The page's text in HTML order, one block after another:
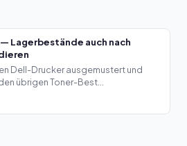
Lagerbestände auch nach
Dell-Drucker ausgemustert und
übrigen Toner-Best...